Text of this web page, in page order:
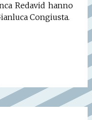
Redavid hanno
Congiusta.